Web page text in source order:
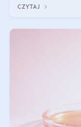
bariera hydrolipidowa.
CZYTAJ